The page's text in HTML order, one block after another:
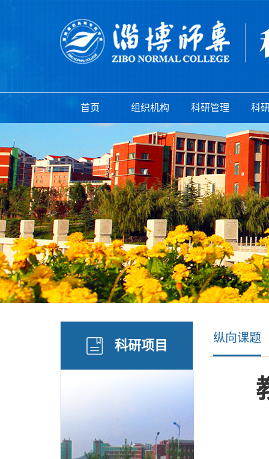
首页 组织机构 科研管理 科
科研项目 纵向课题